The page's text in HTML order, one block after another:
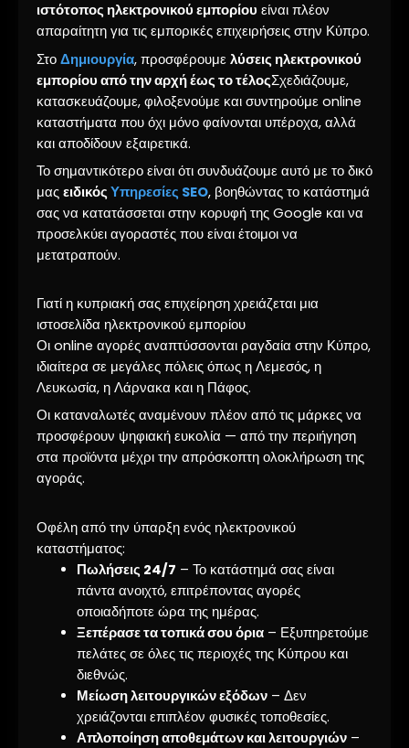
ιστότοπος ηλεκτρονικού εμπορίου είναι πλέον
απαραίτητη για τις εμπορικές επιχειρήσεις στην Κύπρο.
Στο Δημιουργία, προσφέρουμε λύσεις ηλεκτρονικού
εμπορίου από την αρχή έως το τέλοςΣχεδιάζουμε,
κατασκευάζουμε, φιλοξενούμε και συντηρούμε online
καταστήματα που όχι μόνο φαίνονται υπέροχα, αλλά
και αποδίδουν εξαιρετικά.
Το σημαντικότερο είναι ότι συνδυάζουμε αυτό με το δικό
μας ειδικός Υπηρεσίες SEO, βοηθώντας το κατάστημά
σας να κατατάσσεται στην κορυφή της Google και να
προσελκύει αγοραστές που είναι έτοιμοι να
μετατραπούν.
Γιατί η κυπριακή σας επιχείρηση χρειάζεται μια
ιστοσελίδα ηλεκτρονικού εμπορίου
Οι online αγορές αναπτύσσονται ραγδαία στην Κύπρο,
ιδιαίτερα σε μεγάλες πόλεις όπως η Λεμεσός, η
Λευκωσία, η Λάρνακα και η Πάφος.
Οι καταναλωτές αναμένουν πλέον από τις μάρκες να
προσφέρουν ψηφιακή ευκολία — από την περιήγηση
στα προϊόντα μέχρι την απρόσκοπτη ολοκλήρωση της
αγοράς.
Οφέλη από την ύπαρξη ενός ηλεκτρονικού
καταστήματος:
Πωλήσεις 24/7 – Το κατάστημά σας είναι
πάντα ανοιχτό, επιτρέποντας αγορές
οποιαδήποτε ώρα της ημέρας.
Ξεπέρασε τα τοπικά σου όρια– Εξυπηρετούμε
πελάτες σε όλες τις περιοχές της Κύπρου και
διεθνώς.
Μείωση λειτουργικών εξόδων– Δεν
χρειάζονται επιπλέον φυσικές τοποθεσίες.
Απλοποίηση αποθεμάτων και λειτουργιών–